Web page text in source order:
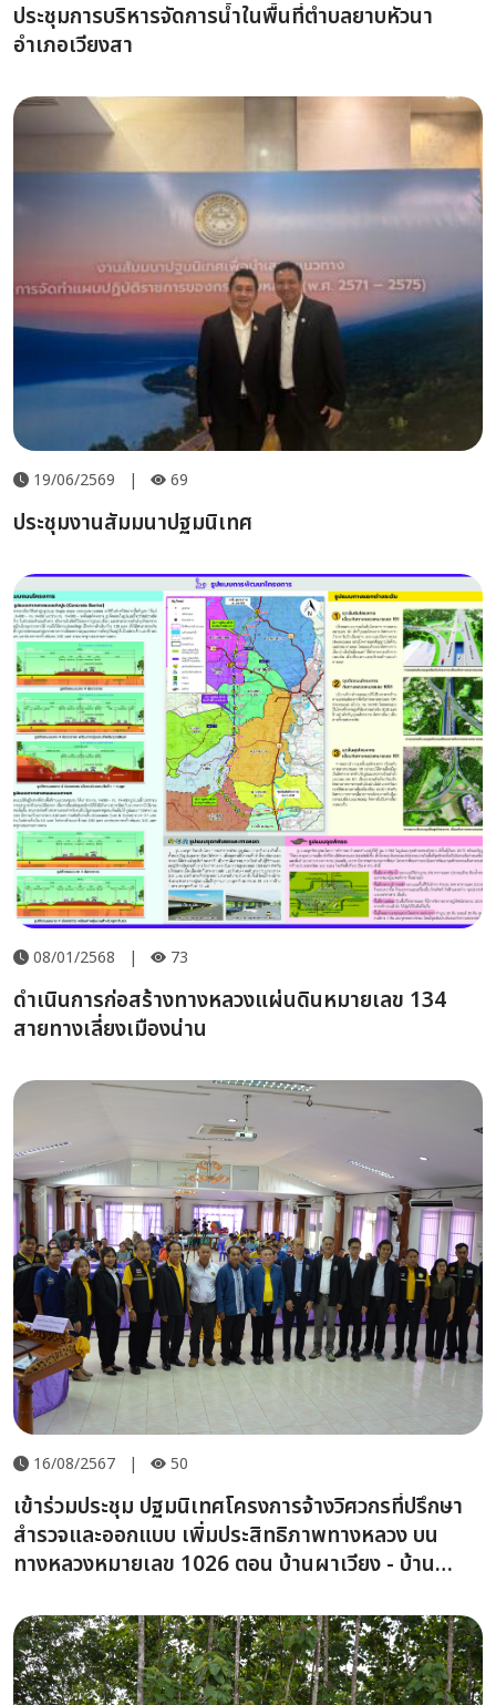
ประชุมการบริหารจัดการน้ำในพื้นที่ตำบลยาบหัวนา
อำเภอเวียงสา
19/06/2569 | 69
ประชุมงานสัมมนาปฐมนิเทศ
08/01/2568 | 73
ดำเนินการก่อสร้างทางหลวงแผ่นดินหมายเลข 134
สายทางเลี่ยงเมืองน่าน
16/08/2567 | 50
เข้าร่วมประชุม ปฐมนิเทศโครงการจ้างวิศวกรที่ปรึกษา
สำรวจและออกแบบ เพิ่มประสิทธิภาพทางหลวง บน
ทางหลวงหมายเลข 1026 ตอน บ้านผาเวียง - บ้าน